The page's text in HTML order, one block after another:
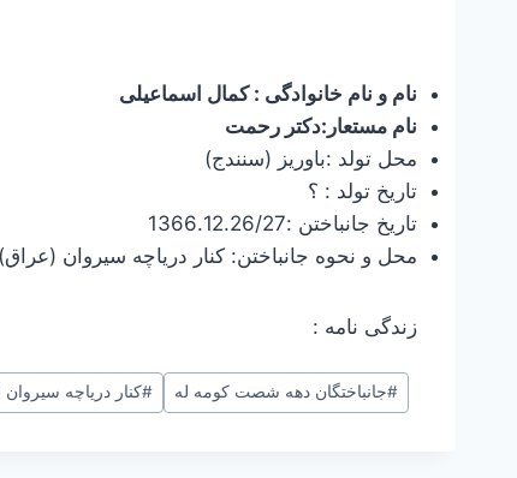
نام و نام خانوادگی : کمال اسماعیلی
نام مستعار:دکتر رحمت
محل تولد :باوریز (سنندج)
تاریخ تولد : ؟
تاریخ جانباختن :1366.12.26/27
محل و نحوه جانباختن: کنار دریاچه سیروان
زندگی نامه :
برچسب‌های
نوشته:
#جانباختگان دهه شصت کومه له #کنار دریاچه